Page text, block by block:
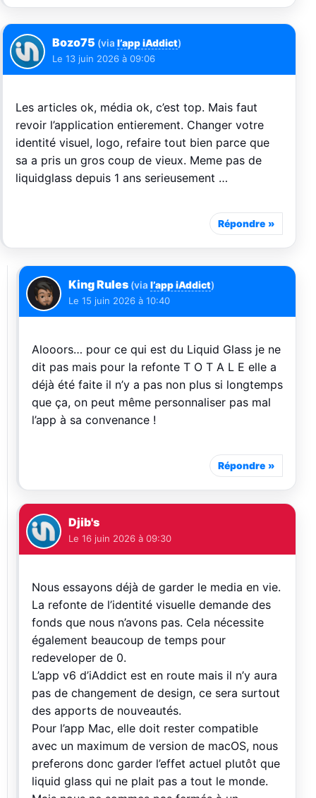
Bozo75 (via l’app iAddict)
Le 13 juin 2026 à 09:06
Les articles ok, média ok, c’est top. Mais faut
revoir l’application entierement. Changer votre
identité visuel, logo, refaire tout bien parce que
sa a pris un gros coup de vieux. Meme pas de
liquidglass depuis 1 ans serieusement …
Répondre
King Rules (via l’app iAddict)
Le 15 juin 2026 à 10:40
Alooors… pour ce qui est du Liquid Glass je ne
dit pas mais pour la refonte T O T A L E elle a
déjà été faite il n’y a pas non plus si longtemps
que ça, on peut même personnaliser pas mal
l’app à sa convenance !
Répondre
Djib's
Le 16 juin 2026 à 09:30
Nous essayons déjà de garder le media en vie.
La refonte de l’identité visuelle demande des
fonds que nous n’avons pas. Cela nécessite
également beaucoup de temps pour
redeveloper de 0.
L’app v6 d’iAddict est en route mais il n’y aura
pas de changement de design, ce sera surtout
des apports de nouveautés.
Pour l’app Mac, elle doit rester compatible
avec un maximum de version de macOS, nous
preferons donc garder l’effet actuel plutôt que
liquid glass qui ne plait pas a tout le monde.